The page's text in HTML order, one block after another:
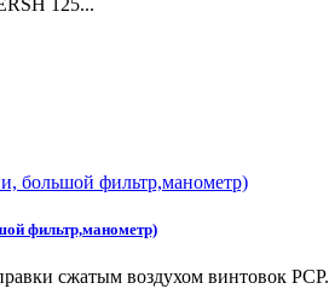
125...
фильтр,манометр)
сжатым воздухом винтовок PCP.